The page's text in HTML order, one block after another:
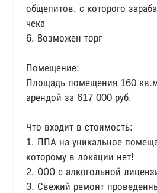
общепитов, с которого
чека
6. Возможен торг
Помещение:
Площадь помещения 160
арендой за 617 000 руб.
Что входит в стоимость:
1. ППА на уникальное
которому в локации нет!
2. ООО с алкогольной
3. Свежий ремонт